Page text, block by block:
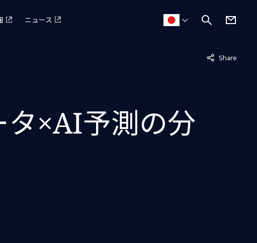
ニュース
Share
非表示中
タ×AI予測の分